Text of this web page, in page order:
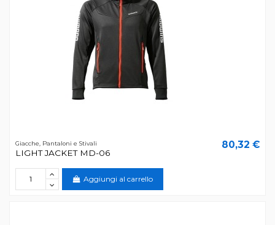
Giacche, Pantaloni e Stivali
LIGHT JACKET MD-06
80,32 €
Aggiungi al carrello